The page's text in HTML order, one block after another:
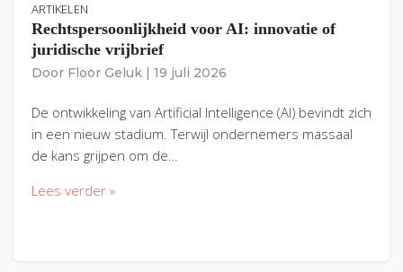
ARTIKELEN
Rechtspersoonlijkheid voor AI: innovatie of
juridische vrijbrief
Door Floor Geluk 19 juli 2026
De ontwikkeling van Artificial Intelligence (AI) bevindt zich
in een nieuw stadium. Terwijl ondernemers massaal
de kans grijpen om de…
Lees verder »